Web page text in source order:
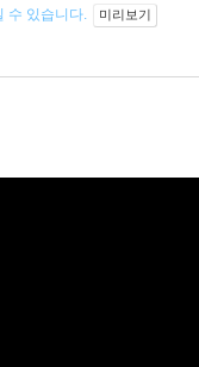
수 있습니다. 미리보기